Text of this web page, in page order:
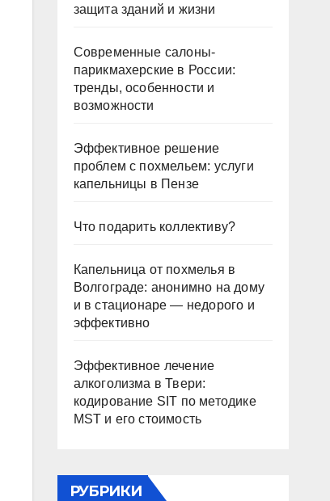
защита зданий и жизни
Современные салоны-
парикмахерские в России:
тренды, особенности и
возможности
Эффективное решение
проблем с похмельем: услуги
капельницы в Пензе
Что подарить коллективу?
Капельница от похмелья в
Волгограде: анонимно на дому
и в стационаре — недорого и
эффективно
Эффективное лечение
алкоголизма в Твери:
кодирование SIT по методике
MST и его стоимость
РУБРИКИ